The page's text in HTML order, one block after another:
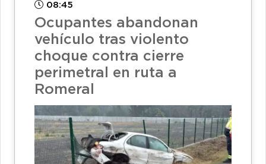
08:45
Ocupantes abandonan
vehículo tras violento
choque contra cierre
perimetral en ruta a
Romeral